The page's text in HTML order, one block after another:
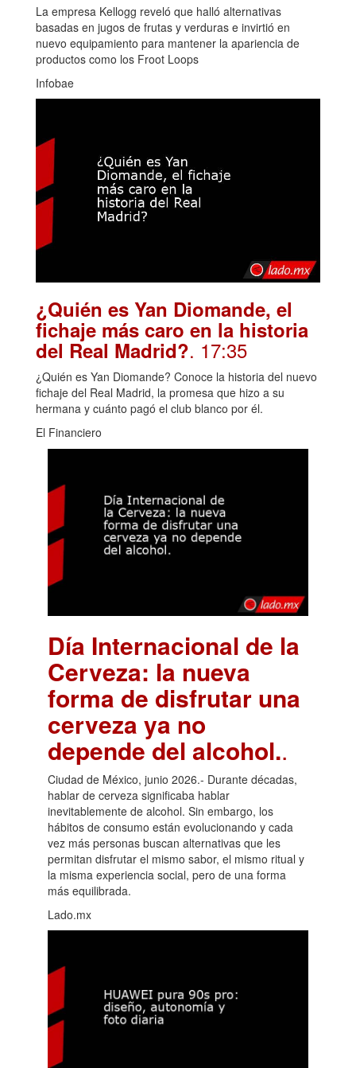
La empresa Kellogg reveló que halló alternativas
basadas en jugos de frutas y verduras e invirtió en
nuevo equipamiento para mantener la apariencia de
productos como los Froot Loops
Infobae
¿Quién es Yan Diomande, el
fichaje más caro en la historia
del Real Madrid?. 17:35
¿Quién es Yan Diomande? Conoce la historia del nuevo
fichaje del Real Madrid, la promesa que hizo a su
hermana y cuánto pagó el club blanco por él.
El Financiero
Día Internacional de la
Cerveza: la nueva
forma de disfrutar una
cerveza ya no
depende del alcohol..
Ciudad de México, junio 2026.- Durante décadas,
hablar de cerveza significaba hablar
inevitablemente de alcohol. Sin embargo, los
hábitos de consumo están evolucionando y cada
vez más personas buscan alternativas que les
permitan disfrutar el mismo sabor, el mismo ritual y
la misma experiencia social, pero de una forma
más equilibrada.
Lado.mx